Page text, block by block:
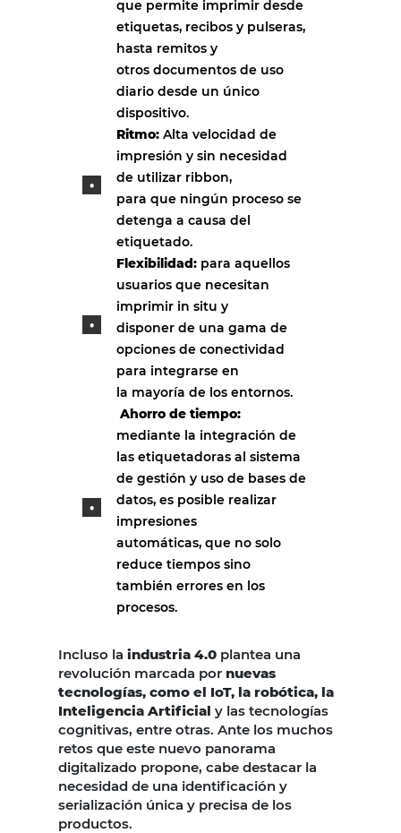
que permite imprimir desde
etiquetas, recibos y pulseras,
hasta remitos y
otros documentos de uso
diario desde un único
dispositivo.
Ritmo: Alta velocidad de
impresión y sin necesidad
de utilizar ribbon,
para que ningún proceso se
detenga a causa del
etiquetado.
Flexibilidad: para aquellos
usuarios que necesitan
imprimir in situ y
disponer de una gama de
opciones de conectividad
para integrarse en
la mayoría de los entornos.
Ahorro de tiempo:
mediante la integración de
las etiquetadoras al sistema
de gestión y uso de bases de
datos, es posible realizar
impresiones
automáticas, que no solo
reduce tiempos sino
también errores en los
procesos.
Incluso la industria 4.0 plantea una
revolución marcada por nuevas
tecnologías, como el IoT, la robótica, la
Inteligencia Artificial y las tecnologías
cognitivas, entre otras. Ante los muchos
retos que este nuevo panorama
digitalizado propone, cabe destacar la
necesidad de una identificación y
serialización única y precisa de los
productos.